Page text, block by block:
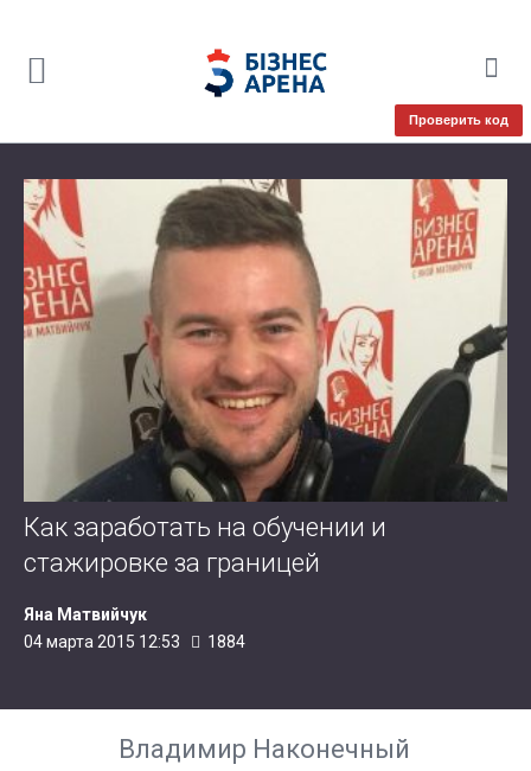
Проверить код
Как заработать на обучении и
стажировке за границей
Яна Матвийчук
04 марта 2015 12:53
1884
Владимир Наконечный